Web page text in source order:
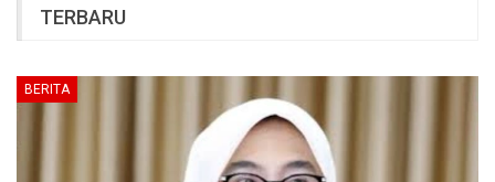
TERBARU
BERITA